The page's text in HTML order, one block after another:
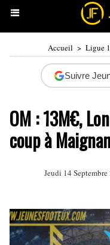
Accueil > Ligue 1
Suivre
OM : 13M€,
coup à
Jeudi 14